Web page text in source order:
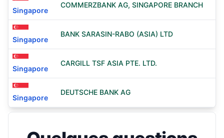
Singapore
COMMERZBANK AG, SINGAPORE BRANCH
Singapore
BANK SARASIN-RABO (ASIA) LTD
Singapore
CARGILL TSF ASIA PTE. LTD.
Singapore
DEUTSCHE BANK AG